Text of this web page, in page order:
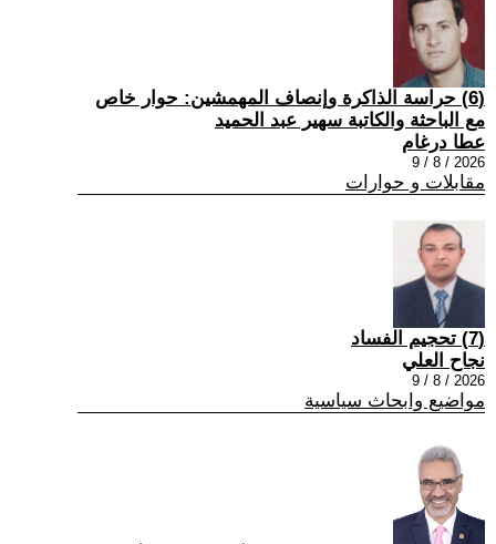
(6) حراسة الذاكرة وإنصاف المهمشين: حوار خاص
مع الباحثة والكاتبة سهير عبد الحميد
عطا درغام
2026 / 8 / 9
مقابلات و حوارات
(7) تحجيم الفساد
نجاح العلي
2026 / 8 / 9
مواضيع وابحاث سياسية